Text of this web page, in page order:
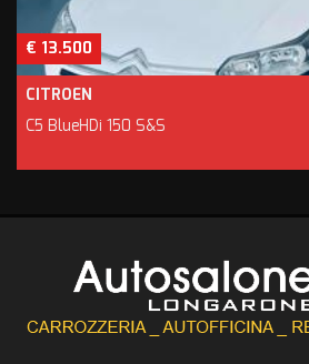
€ 13.500
CITROEN
C5 BlueHDi 150 S&S